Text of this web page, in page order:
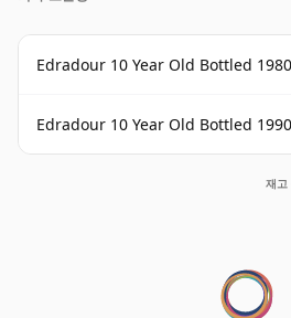
Edradour 10 Year Old Bottled
Edradour 10 Year Old Bottled
재고